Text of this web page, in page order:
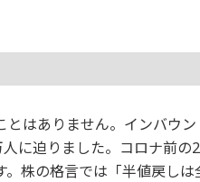
とはありません。インバウ
に迫りました。コロナ前
。株の格言では「半値戻し